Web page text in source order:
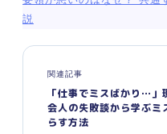
説
関連記事
「仕事でミスばかり…」
会人の失敗談から学ぶミ
らす方法